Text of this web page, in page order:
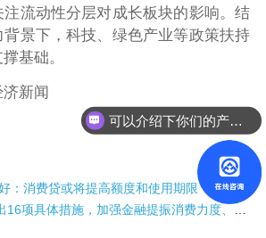
流动性分层对成长板块的影响。结
景下，科技、绿色产业等政策扶持
基础。
新闻
：消费贷或将提高额度和使用期限
项具体措施，加强金融提振消费力度、能力和意愿
可以介绍下你们的产品么？